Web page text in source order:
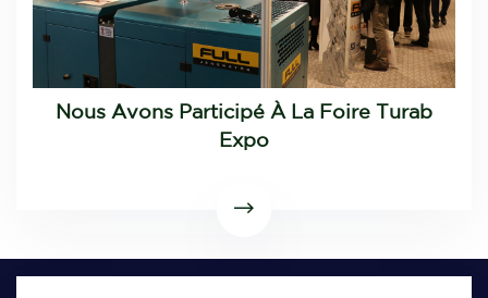
Nous Avons Participé À La Foire Turab
Expo